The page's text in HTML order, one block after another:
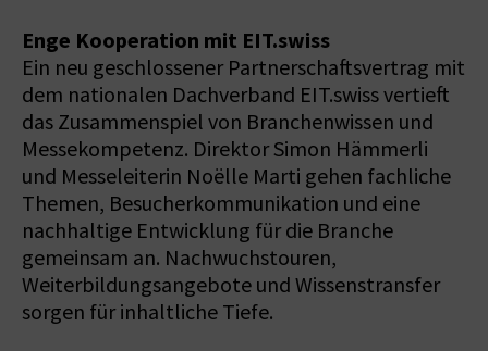
Enge Kooperation mit EIT.swiss
Ein neu geschlossener Partnerschaftsvertrag mit
dem nationalen Dachverband EIT.swiss vertieft
das Zusammenspiel von Branchenwissen und
Messekompetenz. Direktor Simon Hämmerli
und Messeleiterin Noëlle Marti gehen fachliche
Themen, Besucherkommunikation und eine
nachhaltige Entwicklung für die Branche
gemeinsam an. Nachwuchstouren,
Weiterbildungsangebote und Wissenstransfer
sorgen für inhaltliche Tiefe.